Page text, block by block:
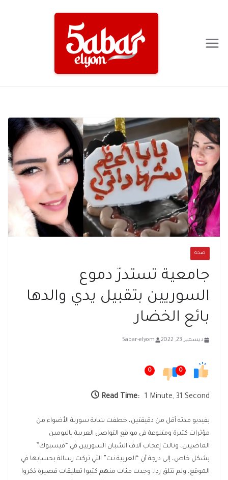
صحة
جامعية تستدرّ دموع
السوريين بتقبيل يدي والدها
بائع الخضار
ديسمبر 23, 2022 5abar-elyom
0
0
Read Time: 1 Minute, 31 Second
بفيديو مدته أقل من دقيقتين، خطفت شابة سورية الأضواء من
مؤثرات كثيرة ومتنوعة في مواقع التواصل العربية باليومين
الماضيين، ونالت إعجاب آلاف الشبان السوريين في “فيسبوك”
بشكل خاص، إلى درجة أن “العربية.نت” التي تركت رسالة بحسابها في
الموقع، ولم تتلق ردا، وجدت مئات منهم كتبوا تعليقات قصيرة ذكروا